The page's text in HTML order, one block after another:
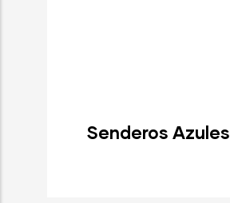
Senderos Azules